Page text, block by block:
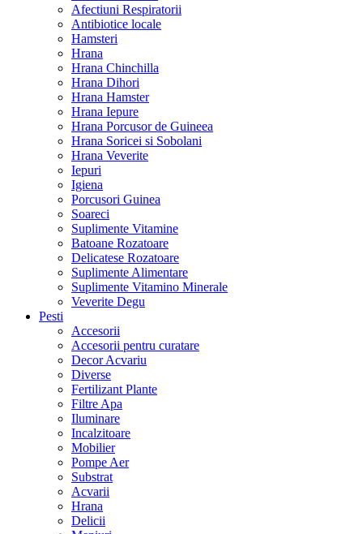
Afectiuni Respiratorii
Antibiotice locale
Hamsteri
Hrana
Hrana Chinchilla
Hrana Dihori
Hrana Hamster
Hrana Iepure
Hrana Porcusor de Guineea
Hrana Soricei si Sobolani
Hrana Veverite
Iepuri
Igiena
Porcusori Guinea
Soareci
Suplimente Vitamine
Batoane Rozatoare
Delicatese Rozatoare
Suplimente Alimentare
Suplimente Vitamino Minerale
Veverite Degu
Pesti
Accesorii
Accesorii pentru curatare
Decor Acvariu
Diverse
Fertilizant Plante
Filtre Apa
Iluminare
Incalzitoare
Mobilier
Pompe Aer
Substrat
Acvarii
Hrana
Delicii